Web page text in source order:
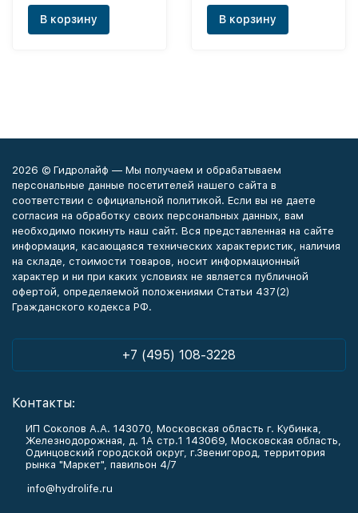
прямой
(никелированный)
В корзину В корзину
2026 © Гидролайф — Мы получаем и обрабатываем
персональные данные посетителей нашего сайта в
соответствии с официальной политикой. Если вы не даете
согласия на обработку своих персональных данных, вам
необходимо покинуть наш сайт. Вся представленная на сайте
информация, касающаяся технических характеристик, наличия
на складе, стоимости товаров, носит информационный
характер и ни при каких условиях не является публичной
офертой, определяемой положениями Статьи 437(2)
Гражданского кодекса РФ.
+7 (495) 108-3228
Контакты:
ИП Соколов А.А. 143070, Московская область г. Кубинка,
Железнодорожная, д. 1А стр.1 143069, Московская область,
Одинцовский городской округ, г.Звенигород, территория
рынка "Маркет", павильон 4/7
info@hydrolife.ru